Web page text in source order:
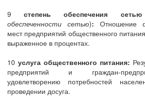
9степень обеспечения
обеспеченности сетью): Отношение
мест предприятий общественного
выраженное в процентах.
10 услуга общественного питания:
предприятий и граждан-
удовлетворению потребностей
проведении досуга.